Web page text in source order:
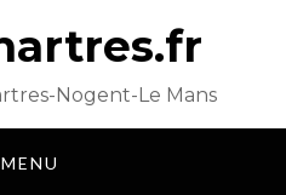
Nogent-Le Mans
MENU